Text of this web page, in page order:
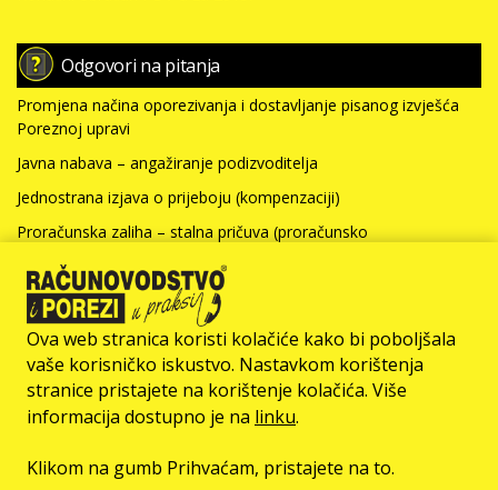
Odgovori na pitanja
Promjena načina oporezivanja i dostavljanje pisanog izvješća
Poreznoj upravi
Javna nabava – angažiranje podizvoditelja
Jednostrana izjava o prijeboju (kompenzaciji)
Proračunska zaliha – stalna pričuva (proračunsko
Nabavna vrijednost nefinancijske imovine i kamate za kredit
(neprofitno računovodstvo)
Više >>>
© Računovodstvo & Porezi član je
Ova web stranica koristi kolačiće kako bi poboljšala
vaše korisničko iskustvo. Nastavkom korištenja
stranice pristajete na korištenje kolačića. Više
informacija dostupno je na linku.
Klikom na gumb Prihvaćam, pristajete na to.